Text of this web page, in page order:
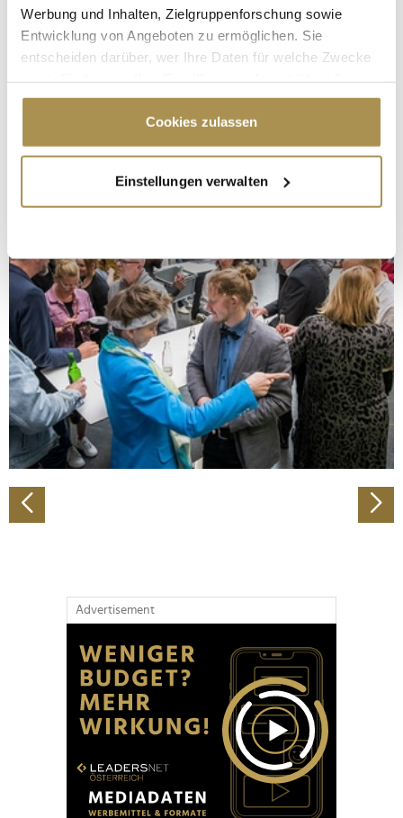
Werbung und Inhalten, Zielgruppenforschung sowie
Entwicklung von Angeboten zu ermöglichen. Sie
entscheiden darüber, wer Ihre Daten für welche Zwecke
Cookie-Erklärung oder durch Klicken auf das Privacy
Trigger Symbol ändern oder widerrufen
Informationen über Ihre geografische Lage
erfassen, welche bis auf einige Meter genau sein
bestimmten Merkmalen (Fingerprinting) identifizieren
Erfahren Sie mehr darüber, wie Ihre persönlichen Daten
verarbeitet werden, und legen Sie Ihre Präferenzen im
Abschnitt Einzelheiten
fest.
Wir verwenden Cookies, um Inhalte und Anzeigen zu
personalisieren, Funktionen für soziale Medien anbieten
zu können und die Zugriffe auf unsere Website zu
analysieren. Außerdem geben wir Informationen zu Ihrer
Verwendung unserer Website an unsere Partner für
soziale Medien, Werbung und Analysen weiter. Unsere
Partner führen diese Informationen möglicherweise mit
Cookies zulassen
Einstellungen verwalten
Advertisement